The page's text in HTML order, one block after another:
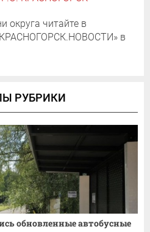
округа читайте в
в
РУБРИКИ
обновленные автобусные